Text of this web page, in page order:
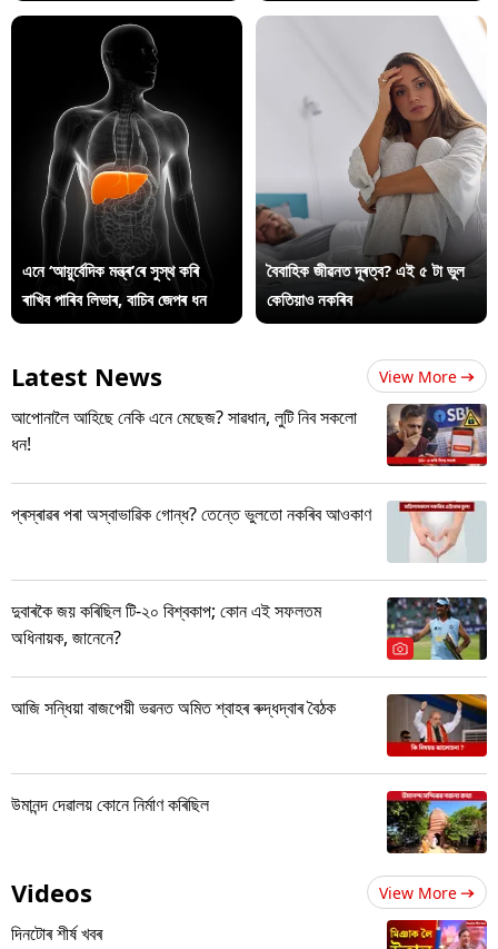
এনে ‘আয়ুৰ্বেদিক মন্ত্ৰ’ৰে সুস্থ কৰি
ৰাখিব পাৰিব লিভাৰ, বাচিব জেপৰ ধন
বৈবাহিক জীৱনত দূৰত্ব? এই ৫ টা ভুল
কেতিয়াও নকৰিব
Latest News View More
আপোনালৈ আহিছে নেকি এনে মেছেজ? সাৱধান, লুটি নিব সকলো
ধন!
প্ৰস্ৰাৱৰ পৰা অস্বাভাৱিক গোন্ধ? তেন্তে ভুলতো নকৰিব আওকাণ
দুবাৰকৈ জয় কৰিছিল টি-২০ বিশ্বকাপ; কোন এই সফলতম
অধিনায়ক, জানেনে?
আজি সন্ধিয়া বাজপেয়ী ভৱনত অমিত শ্বাহৰ ৰুদ্ধদ্বাৰ বৈঠক
উমানন্দ দেৱালয় কোনে নিৰ্মাণ কৰিছিল
Videos View More
দিনটোৰ শীৰ্ষ খবৰ